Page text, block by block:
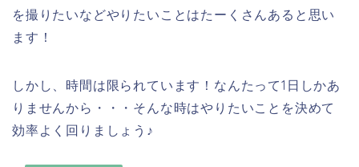
を撮りたいなどやりたいことはたーくさんあると思い
ます！
しかし、時間は限られています！なんたって1日しかあ
りませんから・・・そんな時はやりたいことを決めて
効率よく回りましょう♪